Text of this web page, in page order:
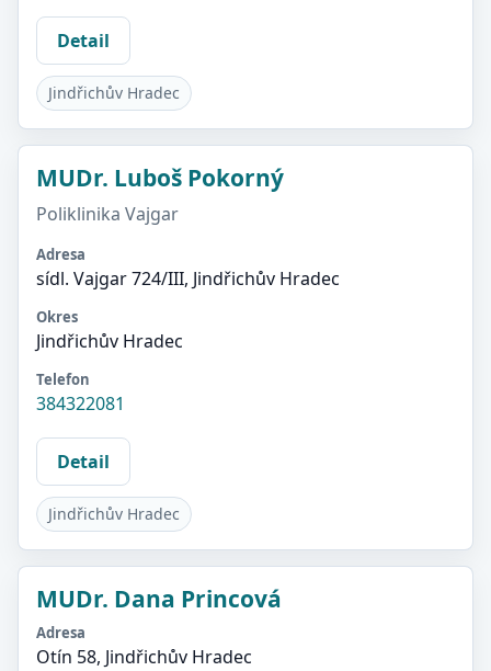
Detail
Jindřichův Hradec
MUDr. Luboš Pokorný
Poliklinika Vajgar
Adresa
sídl. Vajgar 724/III, Jindřichův Hradec
Okres
Jindřichův Hradec
Telefon
384322081
Detail
Jindřichův Hradec
MUDr. Dana Princová
Adresa
Otín 58, Jindřichův Hradec